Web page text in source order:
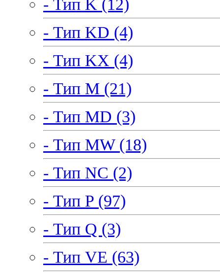
- Тип KD (4)
- Тип KX (4)
- Тип M (21)
- Тип MD (3)
- Тип MW (18)
- Тип NC (2)
- Тип P (97)
- Тип Q (3)
- Тип VE (63)